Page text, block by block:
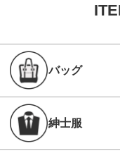
バッグ
紳士服